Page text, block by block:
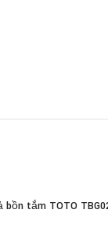
tắm TOTO